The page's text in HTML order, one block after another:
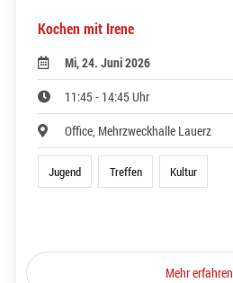
Kochen mit Irene
Mi, 24. Juni 2026
11:45 - 14:45 Uhr
Office, Mehrzweckhalle Lauerz
Jugend Treffen Kultur
Mehr erfahren